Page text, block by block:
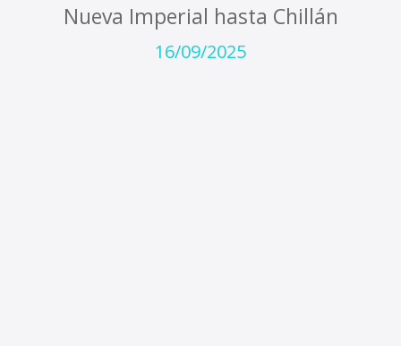
Nueva Imperial hasta Chillán
16/09/2025